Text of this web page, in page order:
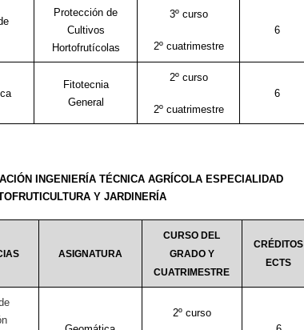
Protección de
Cultivos
Hortofrutícolas
3º curso
2º cuatrimestre
6
Fitotecnia
General
2º curso
2º cuatrimestre
6
INGENIERÍA TÉCNICA AGRÍCOLA ESPECIALIDAD
Y JARDINERÍA
ASIGNATURA
CURSO DEL
GRADO Y
CUATRIMESTRE
CRÉDITOS
ECTS
2º curso